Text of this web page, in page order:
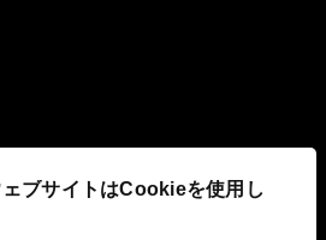
ェブサイトはCookieを使用し
り組み